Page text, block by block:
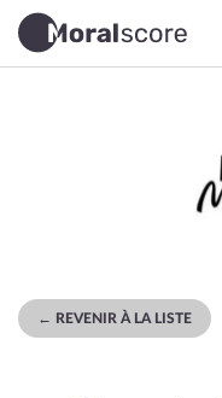
← REVENIR À LA LISTE